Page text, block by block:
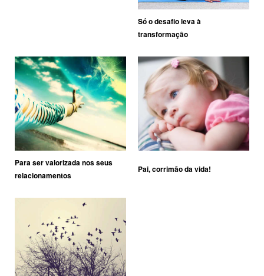
Só o desafio leva à
transformação
Para ser valorizada nos seus
relacionamentos
Pai, corrimão da vida!